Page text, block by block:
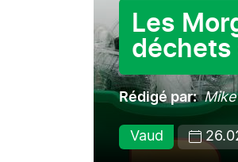
Les
déchets
Rédigé par
Vaud